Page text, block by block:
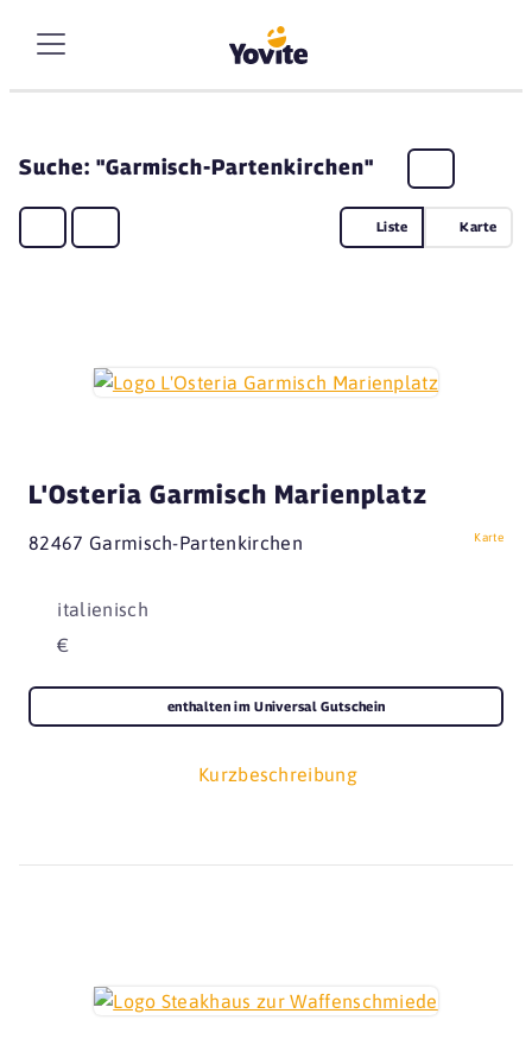
Suche: "Garmisch-Partenkirchen"
Liste Karte
L'Osteria Garmisch Marienplatz
82467 Garmisch-Partenkirchen Karte
italienisch
€
Kurzbeschreibung
enthalten im Universal Gutschein